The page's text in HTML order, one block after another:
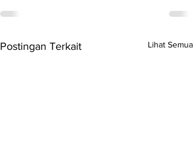
Postingan Terkait Lihat Semua